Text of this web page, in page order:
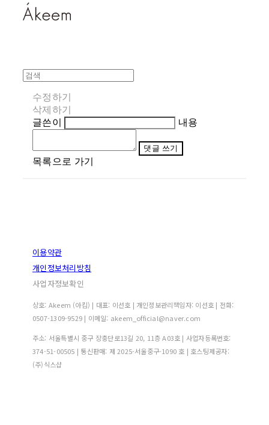
수정하기
삭제하기
글쓴이
내용
댓글 쓰기
목록으로 가기
이용약관
개인정보처리방침
사업자정보확인
상호: Akeem (아킴) | 대표: 이선호 | 개인정보관리책임자: 이선호 | 전화:
0507-1309-9529 | 이메일: akeem_official@naver.com
주소: 서울특별시 중구 장충단로13길 20, 11층 A03호 | 사업자등록번호:
374-51-00505 | 통신판매: 제 2025-서울중구-1090 호 | 호스팅제공자:
(주)식스샵